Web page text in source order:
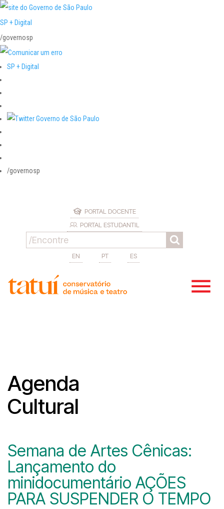
SP + Digital
/governosp
SP + Digital
/governosp
PORTAL DOCENTE
PORTAL ESTUDANTIL
EN PT ES
Agenda
Cultural
Semana de Artes Cênicas:
Lançamento do
minidocumentário AÇÕES
PARA SUSPENDER O TEMPO